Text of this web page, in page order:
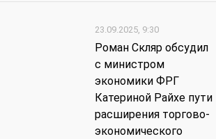
23.09.2025, 9:30
Роман Скляр обсудил
с министром
экономики ФРГ
Катериной Райхе пути
расширения торгово-
экономического